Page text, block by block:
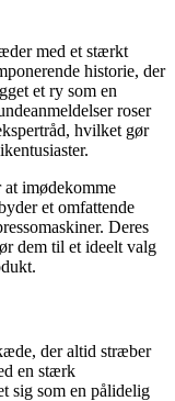
med et stærkt
historie, der
et ry som en
roser
hvilket gør
imødekomme
et omfattende
Deres
dem til et ideelt valg
der altid stræber
en stærk
sig som en pålidelig